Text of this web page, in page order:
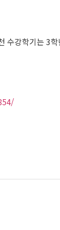
수강학기는 3